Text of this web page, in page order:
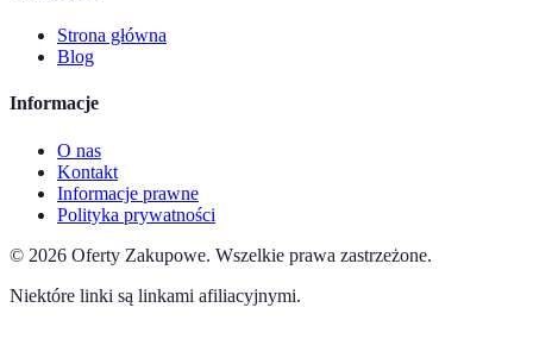
Strona główna
Blog
Informacje
O nas
Kontakt
Informacje prawne
Polityka prywatności
© 2026 Oferty Zakupowe. Wszelkie prawa zastrzeżone.
Niektóre linki są linkami afiliacyjnymi.